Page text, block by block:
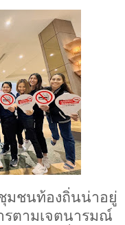
มชนท้องถิ่นน่าอยู่
รตามเจตนารมณ์